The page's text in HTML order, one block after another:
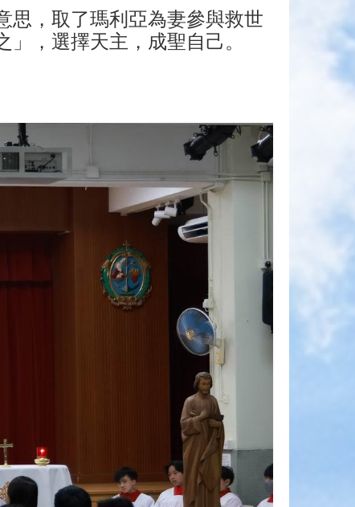
思，取了瑪利亞為妻參與救世
，選擇天主，成聖自己。